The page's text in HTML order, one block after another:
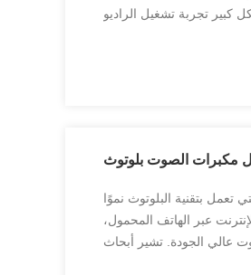
كبير تجربة تشغيل الراديو
مكبرات الصوت بلوتوث
بتقنية البلوتوث نموًا
عبر الهاتف المحمول،
عالي الجودة. تشير أبحاث